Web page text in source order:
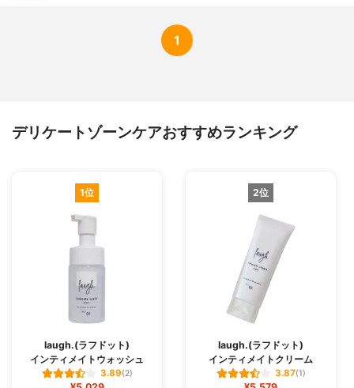
1
デリケートゾーンケアおすすめランキング
1位
laugh.(ラフドット)
インティメイトウォッシュ
3.89(2)
2位
laugh.(ラフドット)
インティメイトクリーム
3.87(1)